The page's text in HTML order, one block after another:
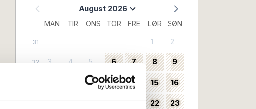
August 2026
MAN TIR ONS TOR FRE LØR SØN
31 1 2
32 3 4 5 6 7 8 9
12 13 14 15 16
34 17 18 19 20 21 22 23